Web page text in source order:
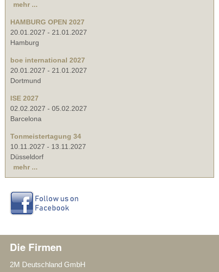
mehr ...
HAMBURG OPEN 2027
20.01.2027 - 21.01.2027
Hamburg
boe international 2027
20.01.2027 - 21.01.2027
Dortmund
ISE 2027
02.02.2027 - 05.02.2027
Barcelona
Tonmeistertagung 34
10.11.2027 - 13.11.2027
Düsseldorf
mehr ...
Die Firmen
2M Deutschland GmbH